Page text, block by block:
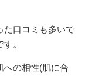
た口コミも多いで
。
への相性(肌に合